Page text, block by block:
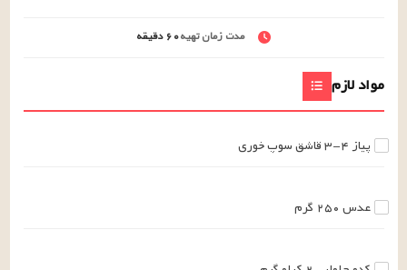
مدت زمان تهیه۶۰ دقیقه
مواد لازم
پیاز۳-۴قاشق سوپ خوری
عدس ۲۵۰ گرم